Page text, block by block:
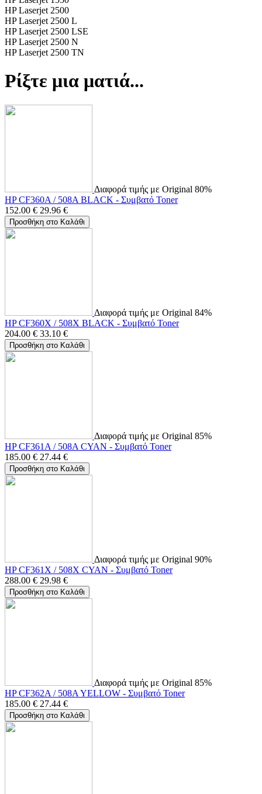
HP Laserjet 2500
HP Laserjet 2500 L
HP Laserjet 2500 LSE
HP Laserjet 2500 N
HP Laserjet 2500 TN
Ρίξτε μια ματιά...
Διαφορά τιμής με Original 80%
HP CF360A / 508A BLACK - Συμβατό Toner
152.00 € 29.96 €
Προσθήκη στο Καλάθι
Διαφορά τιμής με Original 84%
HP CF360X / 508X BLACK - Συμβατό Toner
204.00 € 33.10 €
Προσθήκη στο Καλάθι
Διαφορά τιμής με Original 85%
HP CF361A / 508A CYAN - Συμβατό Toner
185.00 € 27.44 €
Προσθήκη στο Καλάθι
Διαφορά τιμής με Original 90%
HP CF361X / 508X CYAN - Συμβατό Toner
288.00 € 29.98 €
Προσθήκη στο Καλάθι
Διαφορά τιμής με Original 85%
HP CF362A / 508A YELLOW - Συμβατό Toner
185.00 € 27.44 €
Προσθήκη στο Καλάθι